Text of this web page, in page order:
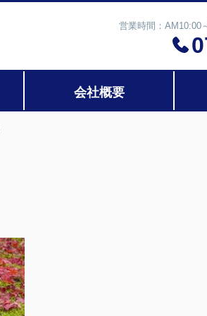
営業時間：AM10:00
会社概要